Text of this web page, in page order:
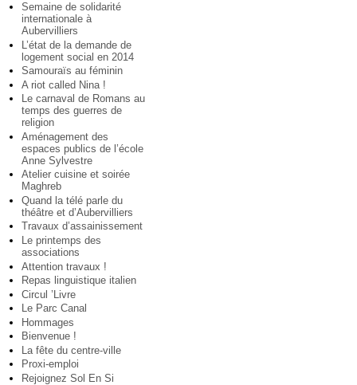
Semaine de solidarité
internationale à
Aubervilliers
L’état de la demande de
logement social en 2014
Samouraïs au féminin
A riot called Nina !
Le carnaval de Romans au
temps des guerres de
religion
Aménagement des
espaces publics de l’école
Anne Sylvestre
Atelier cuisine et soirée
Maghreb
Quand la télé parle du
théâtre et d’Aubervilliers
Travaux d’assainissement
Le printemps des
associations
Attention travaux !
Repas linguistique italien
Circul ’Livre
Le Parc Canal
Hommages
Bienvenue !
La fête du centre-ville
Proxi-emploi
Rejoignez Sol En Si